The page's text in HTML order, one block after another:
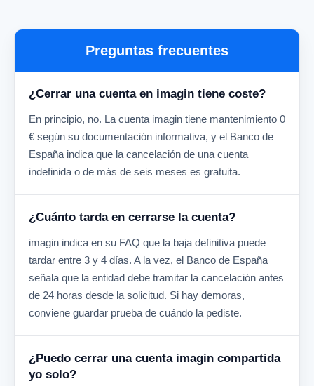
Preguntas frecuentes
¿Cerrar una cuenta en imagin tiene coste?
En principio, no. La cuenta imagin tiene mantenimiento 0
€ según su documentación informativa, y el Banco de
España indica que la cancelación de una cuenta
indefinida o de más de seis meses es gratuita.
¿Cuánto tarda en cerrarse la cuenta?
imagin indica en su FAQ que la baja definitiva puede
tardar entre 3 y 4 días. A la vez, el Banco de España
señala que la entidad debe tramitar la cancelación antes
de 24 horas desde la solicitud. Si hay demoras,
conviene guardar prueba de cuándo la pediste.
¿Puedo cerrar una cuenta imagin compartida
yo solo?